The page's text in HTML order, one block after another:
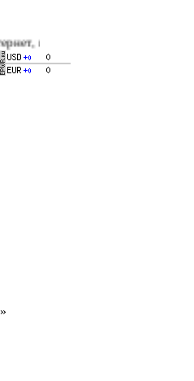
цифровое и кабельное